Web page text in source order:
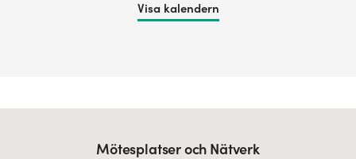
Visa kalendern
Mötesplatser och Nätverk